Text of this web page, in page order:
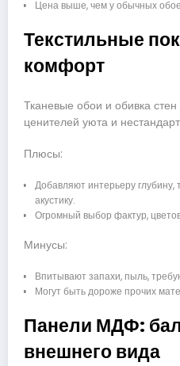
Цена выше, чем у обычных
Текстильные
комфорт
Тканевые обои и обивка
ценителей уюта и
Плюсы:
Добавляют интерьеру глубину,
акустику.
Огромный выбор фактур,
Минусы:
Впитывают запахи, пыль,
Могут быть дороже прочих
Панели МДФ:
внешнего вида